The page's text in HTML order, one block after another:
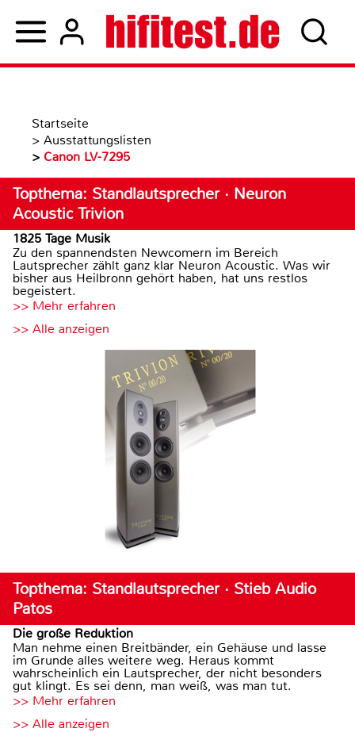
Startseite
> Ausstattungslisten
> Canon LV-7295
Topthema: Standlautsprecher · Neuron
Acoustic Trivion
1825 Tage Musik
Zu den spannendsten Newcomern im Bereich
Lautsprecher zählt ganz klar Neuron Acoustic. Was wir
bisher aus Heilbronn gehört haben, hat uns restlos
begeistert.
>> Mehr erfahren
>> Alle anzeigen
Topthema: Standlautsprecher · Stieb Audio
Patos
Die große Reduktion
Man nehme einen Breitbänder, ein Gehäuse und lasse
im Grunde alles weitere weg. Heraus kommt
wahrscheinlich ein Lautsprecher, der nicht besonders
gut klingt. Es sei denn, man weiß, was man tut.
>> Mehr erfahren
>> Alle anzeigen